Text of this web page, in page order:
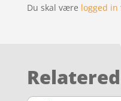
Du skal være logged in